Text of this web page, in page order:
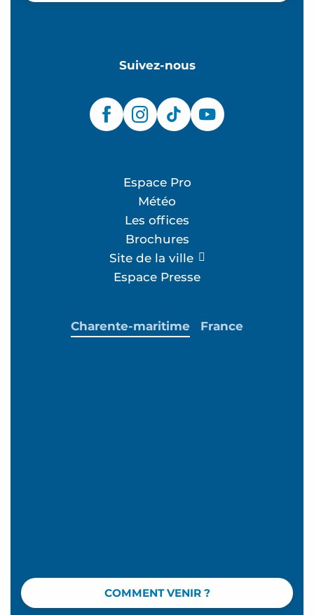
Suivez-nous
Espace Pro
Météo
Les offices
Brochures
Site de la ville
Espace Presse
COMMENT VENIR ?
Charente-maritime France